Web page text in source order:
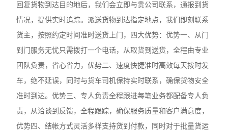
回复货物到达目的地后，我们会立即与贵公司联系，通报到货
情况，提供实时追踪。派送货物到达指定地点，我们即刻联系
货主，按照约定时间准时送货上门，四大优势：优势一、从门
到门服务无忧只需拨打一个电话，从取货到送货，全程由专业
团队负责，省心省力，优势二、速度快捷准时高效每天按时发
车，绝不延误，同时与货车司机保持实时联系，确保货物安全
准时到达。优势三、专人负责全程跟进每笔业务都配备专人负
责，从洽谈到反馈，全程跟踪，确保服务质量和客户满意度，
优势四、结帐方式灵活多样支持货到付款，同时对于批量货运